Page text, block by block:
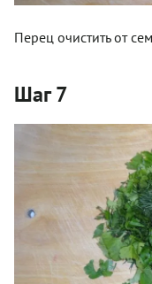
Перец очистить от
Шаг 7